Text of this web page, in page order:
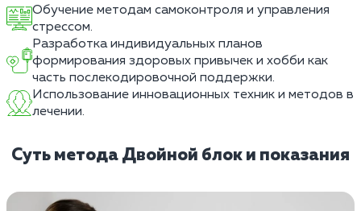
Обучение методам самоконтроля и управления
стрессом.
Разработка индивидуальных планов
формирования здоровых привычек и хобби как
часть послекодировочной поддержки.
Использование инновационных техник и методов в
лечении.
Суть метода Двойной блок и показания